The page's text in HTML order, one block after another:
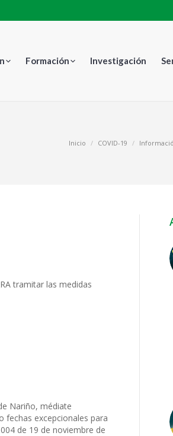
Formación Investigación
Inicio COVID-19
tramitar las medidas
Nariño, médiate
fechas excepcionales para
de 19 de noviembre de